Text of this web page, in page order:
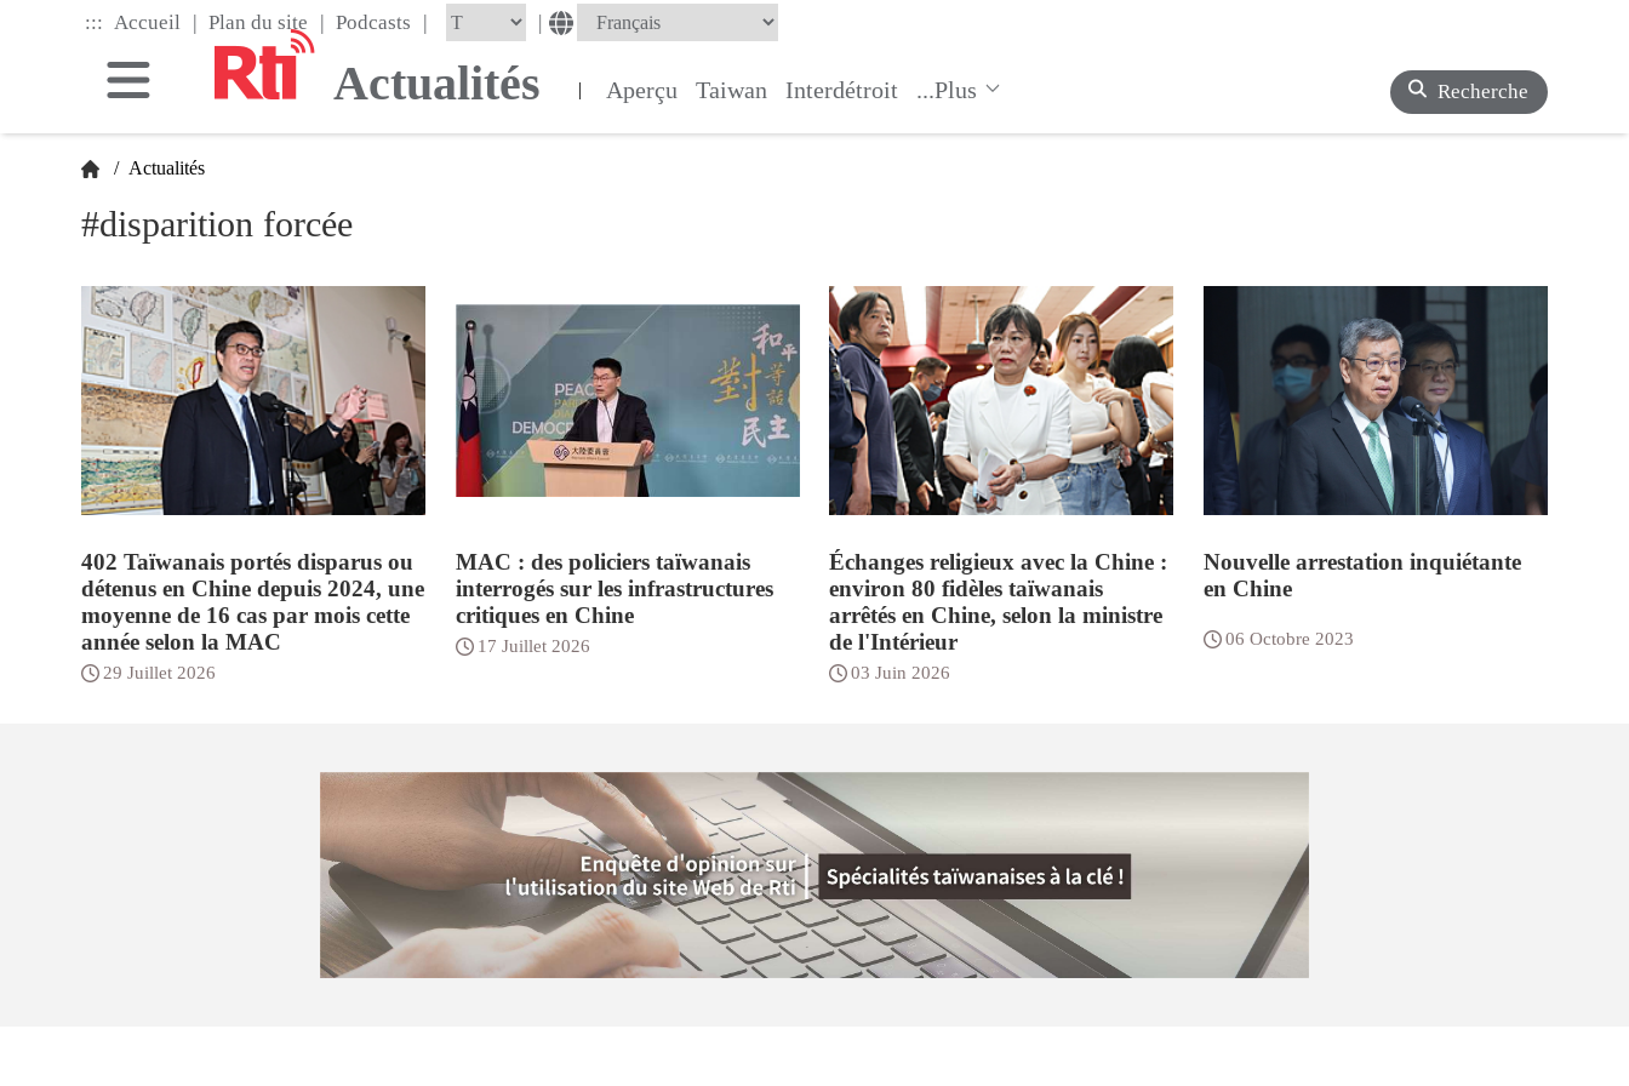
::: Accueil | Plan du site | Podcasts | |
Actualités | Aperçu Taiwan Interdétroit ...Plus Recherche
/ Actualités
#disparition forcée
402 Taïwanais portés disparus ou
détenus en Chine depuis 2024, une
moyenne de 16 cas par mois cette
année selon la MAC
29 Juillet 2026
MAC : des policiers taïwanais
interrogés sur les infrastructures
critiques en Chine
17 Juillet 2026
Échanges religieux avec la Chine :
environ 80 fidèles taïwanais
arrêtés en Chine, selon la ministre
de l'Intérieur
03 Juin 2026
Nouvelle arrestation inquiétante
en Chine
06 Octobre 2023